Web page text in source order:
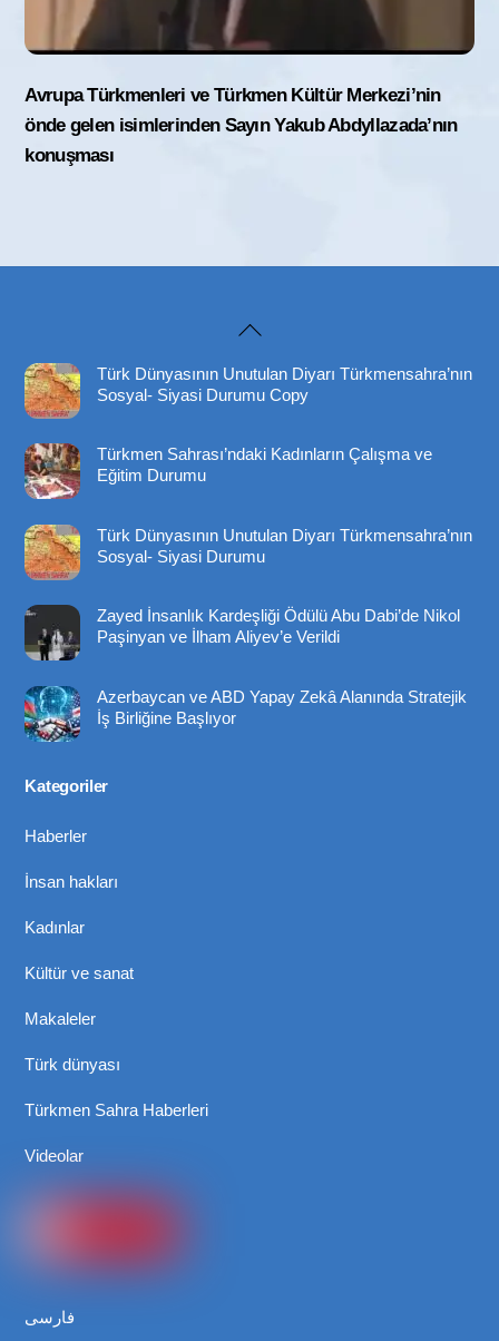
Avrupa Türkmenleri ve Türkmen Kültür Merkezi’nin
önde gelen isimlerinden Sayın Yakub Abdyllazada’nın
konuşması
Back
Top
Türk Dünyasının Unutulan Diyarı Türkmensahra’nın
Sosyal- Siyasi Durumu Copy
Türkmen Sahrası’ndaki Kadınların Çalışma ve
Eğitim Durumu
Türk Dünyasının Unutulan Diyarı Türkmensahra’nın
Sosyal- Siyasi Durumu
Zayed İnsanlık Kardeşliği Ödülü Abu Dabi’de Nikol
Paşinyan ve İlham Aliyev’e Verildi
Azerbaycan ve ABD Yapay Zekâ Alanında Stratejik
İş Birliğine Başlıyor
Kategoriler
Haberler
İnsan hakları
Kadınlar
Kültür ve sanat
Makaleler
Türk dünyası
Türkmen Sahra Haberleri
Videolar
فارسی